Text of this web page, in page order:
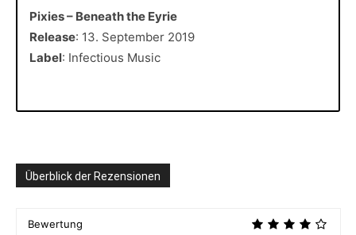
Pixies – Beneath the Eyrie
Release: 13. September 2019
Label: Infectious Music
Überblick der Rezensionen
Bewertung